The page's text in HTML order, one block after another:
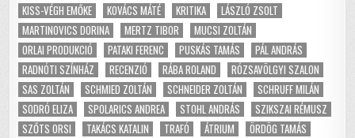
KISS-VÉGH EMŐKE
KOVÁCS MÁTÉ KRITIKA
LÁSZLÓ ZSOLT
MARTINOVICS DORINA
MERTZ TIBOR
MUCSI ZOLTÁN
ORLAI PRODUKCIÓ
PATAKI FERENC PUSKÁS TAMÁS
PÁL ANDRÁS
RADNÓTI SZÍNHÁZ
RECENZIÓ RÁBA ROLAND
RÓZSAVÖLGYI SZALON
SAS ZOLTÁN
SCHMIED ZOLTÁN SCHNEIDER ZOLTÁN
SCHRUFF MILÁN
SODRÓ ELIZA
SPOLARICS ANDREA STOHL ANDRÁS
SZIKSZAI RÉMUSZ
SZŐTS ORSI
TAKÁCS KATALIN TRAFÓ ÁTRIUM ÖRDÖG TAMÁS